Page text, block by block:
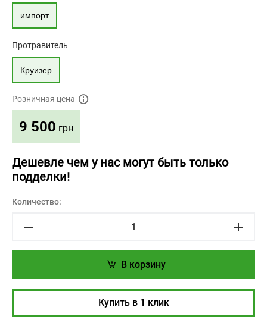
импорт
Протравитель
Круизер
Розничная цена
9 500 грн
Дешевле чем у нас могут быть только
подделки!
Количество:
В корзину
Купить в 1 клик